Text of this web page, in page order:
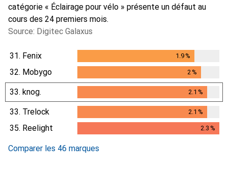
catégorie « Éclairage pour vélo » présente un défaut au
cours des 24 premiers mois.
Source: Digitec Galaxus
31. Fenix 1.9%
32. Mobygo 2 %
33. knog. 2.1 %
2.1%
33. Trelock 2.1 %
2.1%
35. Reelight 2.3 %
Comparer les 46 marques